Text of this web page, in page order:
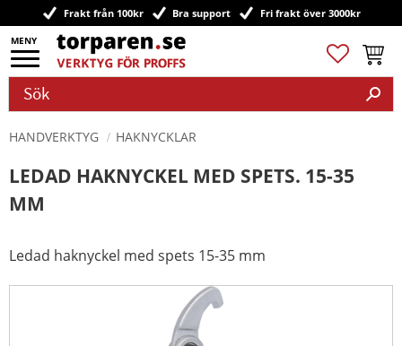
Meny
Frakt från 100kr Bra support Fri frakt över 3000kr
Favoriter
HANDVERKTYG HAKNYCKLAR
LEDAD HAKNYCKEL MED SPETS. 15-35
MM
Ledad haknyckel med spets 15-35 mm